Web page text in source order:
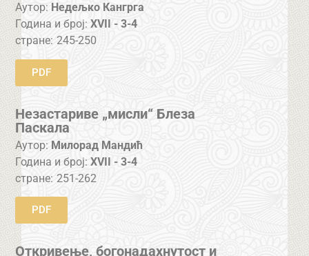
Аутор: Недељко Кангрга
Година и број:XVII - 3-4
стране: 245-250
PDF
Незастариве „мисли“ Блеза
Паскала
Аутор: Милорад Мандић
Година и број:XVII - 3-4
стране: 251-262
PDF
Откривење, богонадахнутост и